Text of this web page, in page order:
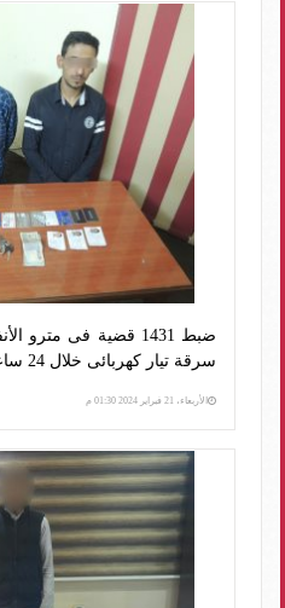
سرقة تيار كهربائى خلال 24 ساعة
الأربعاء، 21 فبراير 2024 01:30 م